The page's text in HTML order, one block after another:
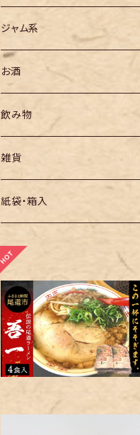
ジャム系
お酒
飲み物
雑貨
紙袋・箱入
伝説の尾道ラーメン（吾一）4
食セット
¥3,400